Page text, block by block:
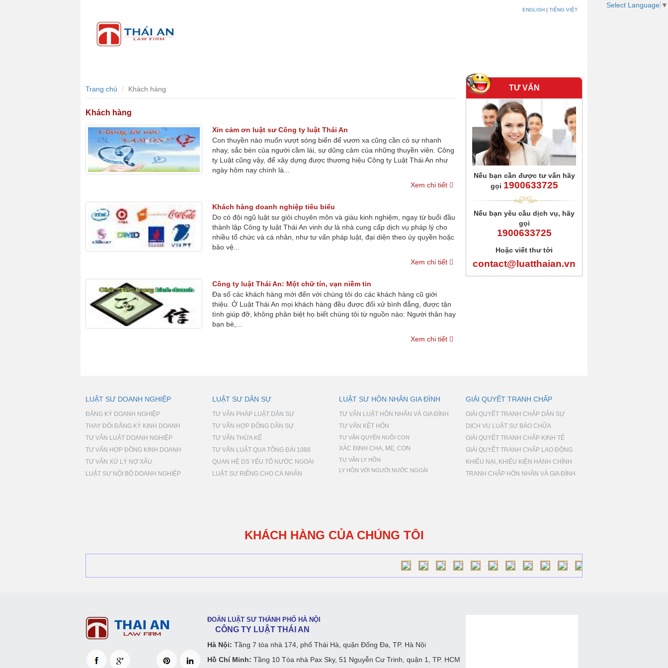
Select Language ▼
ENGLISH| TIẾNG VIỆT
Trang chủ Khách hàng
Khách hàng
Xin cảm ơn luật sư Công ty luật Thái An
Con thuyền nào muốn vượt sóng biển để vươn xa cũng cần có sự nhanh
nhạy, sắc bén của người cầm lái, sự dũng cảm của những thuyền viên. Công
ty Luật cũng vậy, để xây dựng được thương hiệu Công ty Luật Thái An như
ngày hôm nay chính là...
Xem chi tiết
Khách hàng doanh nghiệp tiêu biểu
Do có đội ngũ luật sư giỏi chuyên môn và giàu kinh nghiệm, ngay từ buổi đầu
thành lập Công ty luật Thái An vinh dự là nhà cung cấp dịch vụ pháp lý cho
nhiều tổ chức và cá nhân, như tư vấn pháp luật, đại diện theo ủy quyền hoặc
bảo vệ...
Xem chi tiết
Công ty luật Thái An: Một chữ tín, vạn niềm tin
Đa số các khách hàng mới đến với chúng tôi do các khách hàng cũ giới
thiệu. Ở Luật Thái An mọi khách hàng đều được đối xử bình đẳng, được tận
tình giúp đỡ, không phân biệt họ biết chúng tôi từ nguồn nào: Người thân hay
bạn bè,...
Xem chi tiết
TƯ VẤN
Nếu bạn cần được tư vấn hãy
gọi 1900633725
Nếu bạn yêu cầu dịch vụ, hãy
gọi
1900633725
Hoặc viết thư tới
contact@luatthaian.vn
LUẬT SƯ DOANH NGHIỆP
ĐĂNG KÝ DOANH NGHIỆP
THAY ĐỔI ĐĂNG KÝ KINH DOANH
TƯ VẤN LUẬT DOANH NGHIỆP
TƯ VẤN HỢP ĐỒNG KINH DOANH
TƯ VẤN XỬ LÝ NỢ XẤU
LUẬT SƯ NỘI BỘ DOANH NGHIỆP
LUẬT SƯ DÂN SỰ
TƯ VẤN PHÁP LUẬT DÂN SỰ
TƯ VẤN HỢP ĐỒNG DÂN SỰ
TƯ VẤN THỪA KẾ
TƯ VẤN LUẬT QUA TỔNG ĐÀI 1088
QUAN HỆ DS YẾU TỐ NƯỚC NGOÀI
LUẬT SƯ RIÊNG CHO CÁ NHÂN
LUẬT SƯ HÔN NHÂN GIA ĐÌNH
TƯ VẤN LUẬT HÔN NHÂN VÀ GIA ĐÌNH
TƯ VẤN KẾT HÔN
TƯ VẤN QUYỀN NUÔI CON
XÁC ĐỊNH CHA, MẸ, CON
TƯ VẤN LY HÔN
LY HÔN VỚI NGƯỜI NƯỚC NGOÀI
GIẢI QUYẾT TRANH CHẤP
GIẢI QUYẾT TRANH CHẤP DÂN SỰ
DỊCH VỤ LUẬT SƯ BÀO CHỮA
GIẢI QUYẾT TRANH CHẤP KINH TẾ
GIẢI QUYẾT TRANH CHẤP LAO ĐỘNG
KHIẾU NẠI, KHIẾU KIỆN HÀNH CHÍNH
TRANH CHẤP HÔN NHÂN VÀ GIA ĐÌNH
KHÁCH HÀNG CỦA CHÚNG TÔI
ĐOÀN LUẬT SƯ THÀNH PHỐ HÀ NỘI
CÔNG TY LUẬT THÁI AN
Hà Nội: Tầng 7 tòa nhà 174, phố Thái Hà, quận Đống Đa, TP. Hà Nội
Hồ Chí Minh: Tầng 10 Tòa nhà Pax Sky, 51 Nguyễn Cư Trinh, quận 1, TP. HCM